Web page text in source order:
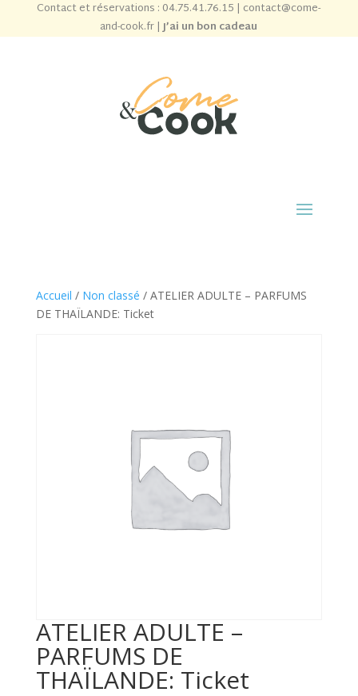
Contact et réservations : 04.75.41.76.15 | contact@come-
and-cook.fr|J’ai un bon cadeau
Accueil / Non classé / ATELIER ADULTE – PARFUMS
DE THAÏLANDE: Ticket
ATELIER ADULTE –
PARFUMS DE
THAÏLANDE: Ticket